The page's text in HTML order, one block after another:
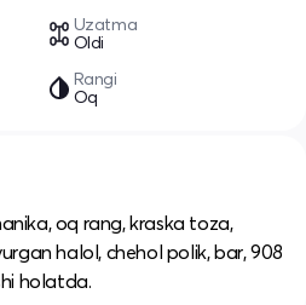
Uzatma
Oldi
Rangi
Oq
oq rang, kraska toza,
halol, chehol polik, bar, 908
holatda.